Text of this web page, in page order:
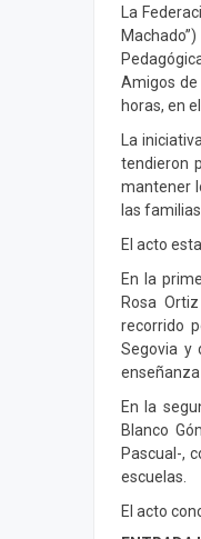
La
Amigos de
horas, en el
La
tendieron
mantener
las
El acto
En la
Rosa
recorrido
Segovia y
En la
Blanco
Pascual-,
escuelas.
El acto